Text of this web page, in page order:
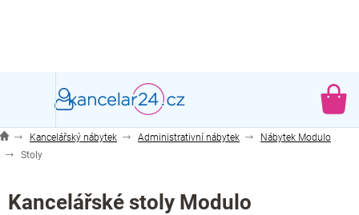
Kancelářský nábytek Administrativní nábytek
Nábytek Modulo
Stoly
Kancelářské stoly Modulo